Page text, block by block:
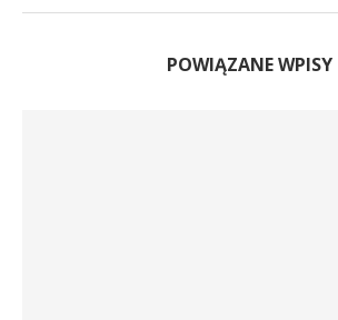
POWIĄZANE WPISY